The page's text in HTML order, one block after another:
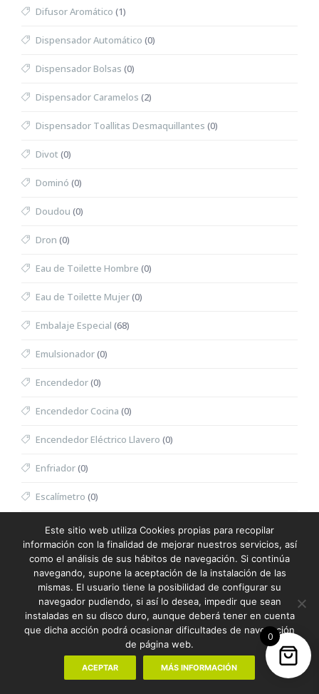
Difusor Aromático (1)
Dispensador Automático (0)
Dispensador Bolsas (0)
Dispensador Caramelos (2)
Dispensador Toallitas Desmaquillantes (0)
Divot (0)
Dominó (0)
Doudou (0)
Dron (0)
Eau de Toilette Hombre (0)
Eau de Toilette Mujer(0)
Embalaje Especial (68)
Emulsionador(0)
Encendedor(0)
Encendedor Cocina (0)
Encendedor Eléctrico Llavero (0)
Enfriador(0)
Escalímetro (0)
Escritura (387)
Escuadra (0)
Espátula Facial (0)
Especiero (0)
Espejo Multifunción
0
Este sitio web utiliza Cookies propias para recopilar
información con la finalidad de mejorar nuestros servicios, así
como el análisis de sus hábitos de navegación. Si continúa
navegando, supone la aceptación de la instalación de las
mismas. El usuario tiene la posibilidad de configurar su
navegador pudiendo, si así lo desea, impedir que sean
instaladas en su disco duro, aunque deberá tener en cuenta
que dicha acción podrá ocasionar dificultades de navegación
de página web.
ACEPTAR MÁS INFORMACIÓN